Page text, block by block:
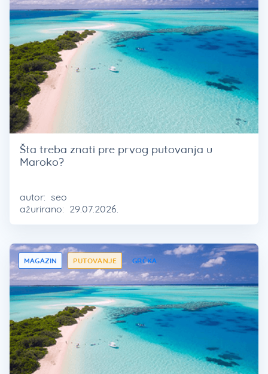
Šta treba znati pre prvog putovanja u
Maroko?
autor: seo
ažurirano: 29.07.2026.
MAGAZIN PUTOVANJE GRČKA